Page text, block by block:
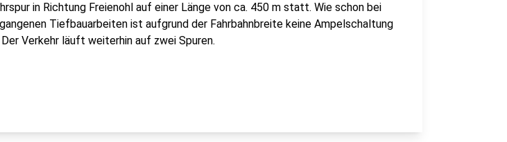
in Richtung Freienohl auf einer Länge von ca. 450 m statt. Wie schon bei
Tiefbauarbeiten ist aufgrund der Fahrbahnbreite keine Ampelschaltung
Verkehr läuft weiterhin auf zwei Spuren.